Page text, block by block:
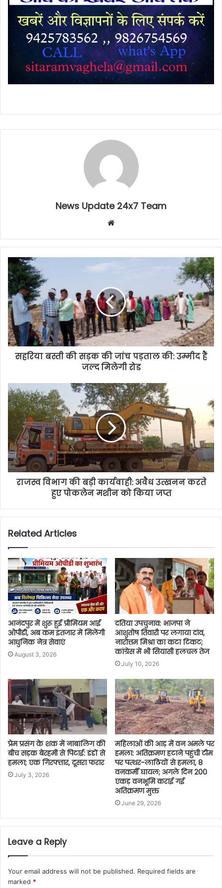
News Update 24x7 Team
Website
सहरिया बस्ती की सड़क की जांच पड़ताल की: उम्मीद हैं
जल्द मिलेगी रोड
राजस्व विभाग की बड़ी कार्यवाही: अवैध उत्खनन करते
हुए पोकलेन मशीन को किया जप्त
Related Articles
आनंदपुर में शुरू हुई प्रीमियम आई
ओपीडी, अब कम इंतजार में मिलेंगी
आधुनिक नेत्र सेवाएं
August 3, 2026
दतिया उपचुनाव: भाजपा ने
आशुतोष तिवारी पर लगाया दांव,
नारोत्तम मिश्रा का कटा टिकट;
कांग्रेस में भी सियासी हलचल तेज
July 10, 2026
प्रेम प्रसंग के शक में नाबालिग की
बीच सड़क बेरहमी से पिटाई: डंडों से
हमला; एक गिरफ्तार, दूसरा फरार
July 3, 2026
महिलाओं की आड़ में वन अमले पर
हमला: अतिक्रमण हटाने पहुंची टीम
पर पत्थर-लाठियों से हमला, 8
वनकर्मी घायल; अगले दिन 200
एकड़ वनभूमि कराई गई
अतिक्रमण मुक्त
June 29, 2026
Leave a Reply
Your email address will not be published. Required fields are
marked *